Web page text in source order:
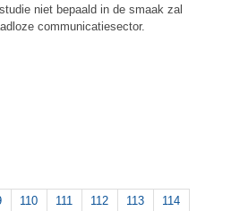
niet bepaald in de smaak zal
communicatiesector.
110 111 112 113
114